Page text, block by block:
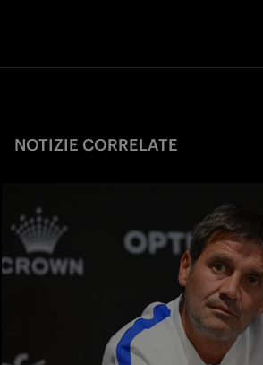
NOTIZIE CORRELATE